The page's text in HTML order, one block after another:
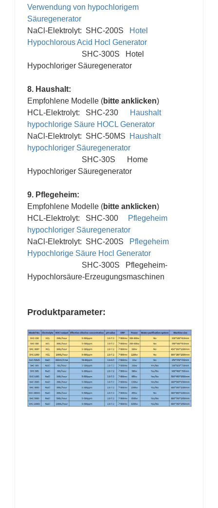
Verwendung von hypochlorigem
Säuregenerator
NaCl-Elektrolyt: SHC-200S
Hotel
Hypochlorous Acid Hocl Generator
SHC-300S Hotel
Hypochloriger Säuregenerator
8. Haushalt:
Empfohlene Modelle (bitte anklicken)
HCL-Elektrolyt: SHC-230
Haushalt
hypochlorige Säure HOCL Generator
NaCl-Elektrolyt: SHC-50MS
Haushalt
hypochloriger Säuregenerator
SHC-30S Home
Hypochloriger Säuregenerator
9. Pflegeheim:
Empfohlene Modelle (bitte anklicken)
HCL-Elektrolyt: SHC-300
Pflegeheim
hypochloriger Säuregenerator
NaCl-Elektrolyt: SHC-200S
Pflegeheim
Hypochlorige Säure Hocl Generator
SHC-300S Pflegeheim-
Hypochlorsäure-Erzeugungsmaschinen
Produktparameter: